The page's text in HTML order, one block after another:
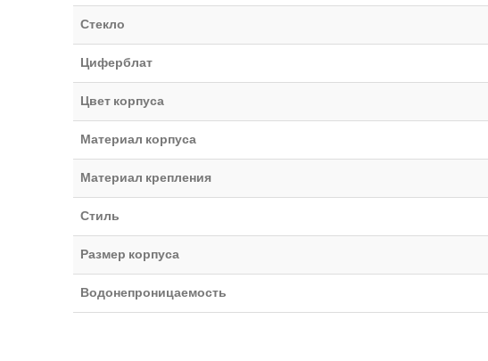
Стекло
Циферблат
Цвет корпуса
Материал корпуса
Материал крепления
Стиль
Размер корпуса
Водонепроницаемость